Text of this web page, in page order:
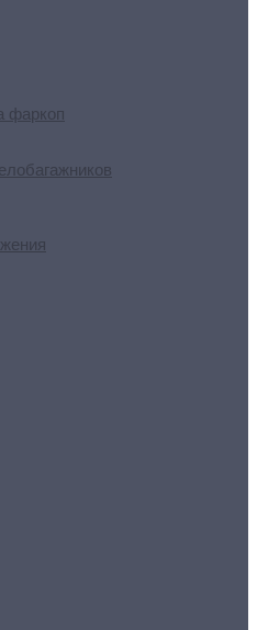
фаркоп